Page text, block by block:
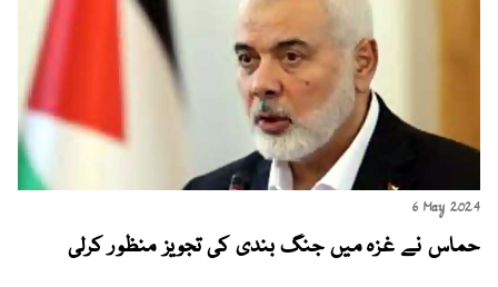
6 May 2024
حماس نے غزہ میں جنگ بندی کی تجویز منظور کرلی